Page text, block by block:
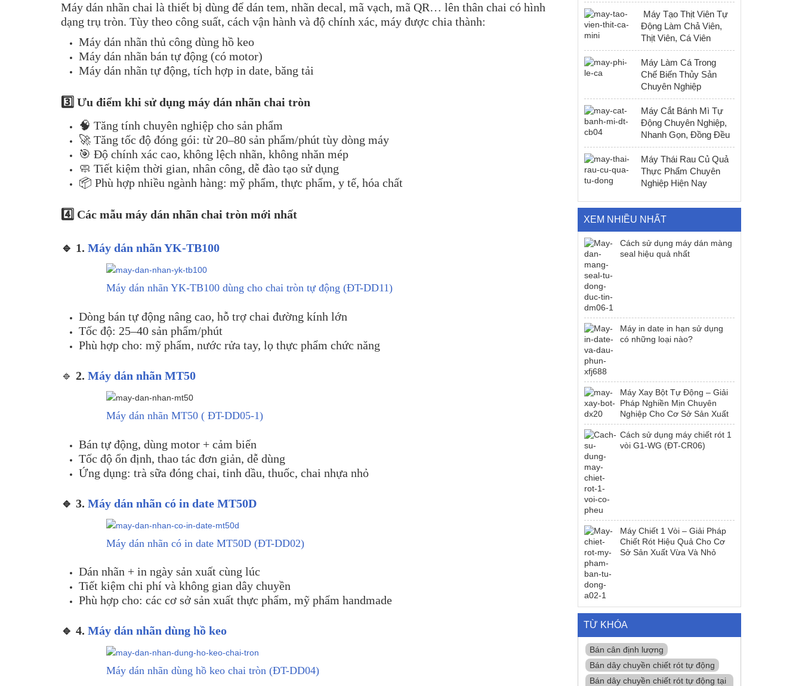
Máy dán nhãn chai là thiết bị dùng để dán tem, nhãn decal, mã vạch, mã QR… lên thân chai có hình
dạng trụ tròn. Tùy theo công suất, cách vận hành và độ chính xác, máy được chia thành:
Máy dán nhãn thủ công dùng hồ keo
Máy dán nhãn bán tự động (có motor)
Máy dán nhãn tự động, tích hợp in date, băng tải
3️⃣ Ưu điểm khi sử dụng máy dán nhãn chai tròn
🧠 Tăng tính chuyên nghiệp cho sản phẩm
🚀 Tăng tốc độ đóng gói: từ 20–80 sản phẩm/phút tùy dòng máy
🎯 Độ chính xác cao, không lệch nhãn, không nhăn mép
🧼 Tiết kiệm thời gian, nhân công, dễ đào tạo sử dụng
📦 Phù hợp nhiều ngành hàng: mỹ phẩm, thực phẩm, y tế, hóa chất
4️⃣ Các mẫu máy dán nhãn chai tròn mới nhất
🔹 1. Máy dán nhãn YK-TB100
Máy dán nhãn YK-TB100 dùng cho chai tròn tự động (ĐT-DD11)
Dòng bán tự động nâng cao, hỗ trợ chai đường kính lớn
Tốc độ: 25–40 sản phẩm/phút
Phù hợp cho: mỹ phẩm, nước rửa tay, lọ thực phẩm chức năng
🔹 2. Máy dán nhãn MT50
Máy dán nhãn MT50 ( ĐT-DD05-1)
Bán tự động, dùng motor + cảm biến
Tốc độ ổn định, thao tác đơn giản, dễ dùng
Ứng dụng: trà sữa đóng chai, tinh dầu, thuốc, chai nhựa nhỏ
🔹 3. Máy dán nhãn có in date MT50D
Máy dán nhãn có in date MT50D (ĐT-DD02)
Dán nhãn + in ngày sản xuất cùng lúc
Tiết kiệm chi phí và không gian dây chuyền
Phù hợp cho: các cơ sở sản xuất thực phẩm, mỹ phẩm handmade
🔹 4. Máy dán nhãn dùng hồ keo
Máy dán nhãn dùng hồ keo chai tròn (ĐT-DD04)
Máy Tạo Thịt Viên Tự
Động Làm Chả Viên,
Thịt Viên, Cá Viên
Máy Làm Cá Trong
Chế Biến Thủy Sản
Chuyên Nghiệp
Máy Cắt Bánh Mì Tự
Động Chuyên Nghiệp,
Nhanh Gọn, Đồng Đều
Máy Thái Rau Củ Quả
Thực Phẩm Chuyên
Nghiệp Hiện Nay
XEM NHIỀU NHẤT
Cách sử dụng máy dán màng
seal hiệu quả nhất
Máy in date in hạn sử dụng
có những loại nào?
Máy Xay Bột Tự Động – Giải
Pháp Nghiền Mịn Chuyên
Nghiệp Cho Cơ Sở Sản Xuất
Cách sử dụng máy chiết rót 1
vòi G1-WG (ĐT-CR06)
Máy Chiết 1 Vòi – Giải Pháp
Chiết Rót Hiệu Quả Cho Cơ
Sở Sản Xuất Vừa Và Nhỏ
TỪ KHÓA
Bán cân định lượng
Bán dây chuyền chiết rót tự động
Bán dây chuyền chiết rót tự động tại